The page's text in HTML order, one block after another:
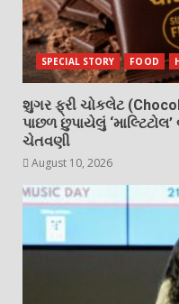
SPECIAL STORY FOOD
શુગર ફ્રી ચોકલેટ
પાછળ છુપાયેલું
ચેતવણી
August 10, 2026